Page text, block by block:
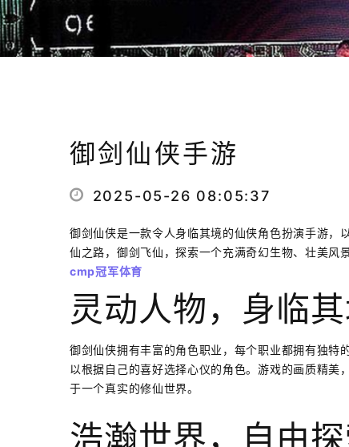
御剑仙侠手游
2025-05-26 08:05:37
御剑仙侠是一款令人身临其境的仙侠角色扮演手游，
仙之路，御剑飞仙，探索一个充满奇幻生物、壮美风
cmp冠军体育
灵动人物，身临
御剑仙侠拥有丰富的角色职业，每个职业都拥有独特
以根据自己的喜好选择心仪的角色。游戏的画质精美
于一个真实的修仙世界。
浩瀚世界，自由